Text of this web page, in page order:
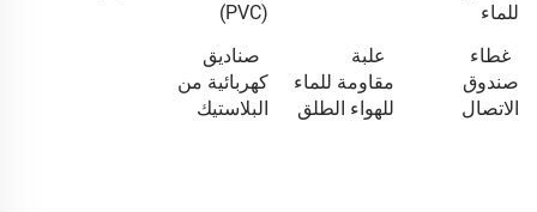
للماء
(PVC)
غطاء
صندوق
الاتصال
علبة
مقاومة للماء
للهواء الطلق
صناديق
كهربائية من
البلاستيك